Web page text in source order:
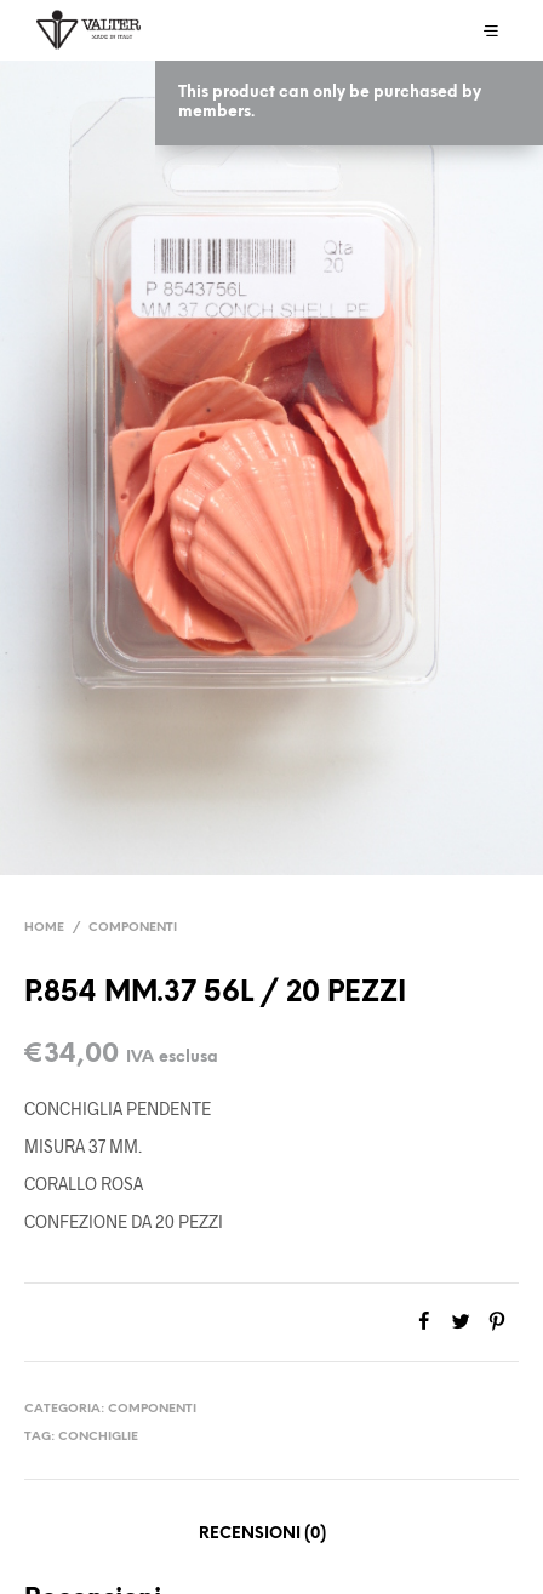
This product can only be purchased by
members.
HOME / COMPONENTI
P.854 MM.37 56L / 20 PEZZI
€34,00 IVA esclusa
CONCHIGLIA PENDENTE
MISURA 37 MM.
CORALLO ROSA
CONFEZIONE DA 20 PEZZI
CATEGORIA: COMPONENTI
TAG: CONCHIGLIE
RECENSIONI (0)